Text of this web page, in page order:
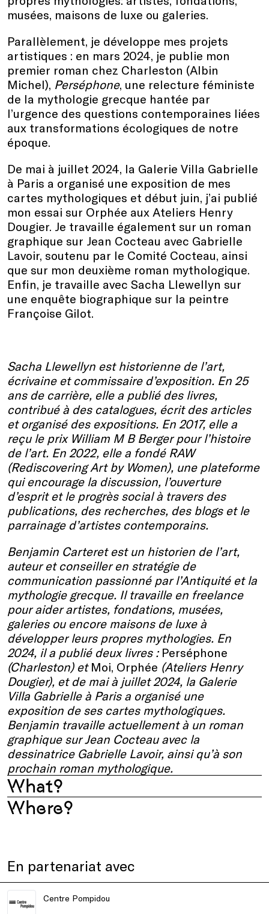
musées, maisons de luxe ou galeries.
Parallèlement, je développe mes projets
artistiques : en mars 2024, je publie mon
premier roman chez Charleston (Albin
Michel), Perséphone, une relecture féministe
de la mythologie grecque hantée par
l’urgence des questions contemporaines liées
aux transformations écologiques de notre
époque.
De mai à juillet 2024, la Galerie Villa Gabrielle
à Paris a organisé une exposition de mes
cartes mythologiques et début juin, j’ai publié
mon essai sur Orphée aux Ateliers Henry
Dougier. Je travaille également sur un roman
graphique sur Jean Cocteau avec Gabrielle
Lavoir, soutenu par le Comité Cocteau, ainsi
que sur mon deuxième roman mythologique.
Enfin, je travaille avec Sacha Llewellyn sur
une enquête biographique sur la peintre
Françoise Gilot.
Sacha Llewellyn est historienne de l’art,
écrivaine et commissaire d’exposition. En 25
ans de carrière, elle a publié des livres,
contribué à des catalogues, écrit des articles
et organisé des expositions. En 2017, elle a
reçu le prix William M B Berger pour l’histoire
de l’art. En 2022, elle a fondé RAW
(Rediscovering Art by Women), une plateforme
qui encourage la discussion, l’ouverture
d’esprit et le progrès social à travers des
publications, des recherches, des blogs et le
parrainage d’artistes contemporains.
Benjamin Carteret est un historien de l’art,
auteur et conseiller en stratégie de
communication passionné par l’Antiquité et la
mythologie grecque. Il travaille en freelance
pour aider artistes, fondations, musées,
galeries ou encore maisons de luxe à
développer leurs propres mythologies. En
2024, il a publié deux livres : Perséphone
(Charleston) et Moi, Orphée (Ateliers Henry
Dougier), et de mai à juillet 2024, la Galerie
Villa Gabrielle à Paris a organisé une
exposition de ses cartes mythologiques.
Benjamin travaille actuellement à un roman
graphique sur Jean Cocteau avec la
dessinatrice Gabrielle Lavoir, ainsi qu’à son
prochain roman mythologique.
What?
Where?
En partenariat avec
Centre Pompidou